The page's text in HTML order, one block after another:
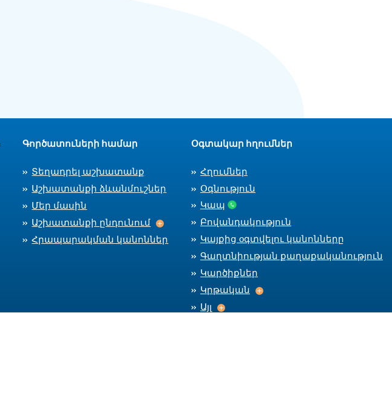
Գործատուների համար
Տեղադրել աշխատանք
Աշխատանքի ձևանմուշներ
Մեր մասին
Աշխատանքի ընդունում
Աշխատանքի ընդունում
Հրապարակման կանոններ
Օգտակար հղումներ
Հղումներ
Օգնություն
Կապ
Բովանդակություն
Կայքից оգտվելու կանոնները
Գաղտնիության քաղաքականություն
Կարծիքներ
Կրթական
Կրթական
Այլ
Այլ